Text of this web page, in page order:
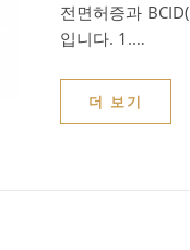
전면허증과
입니다. 1.…
더 보기